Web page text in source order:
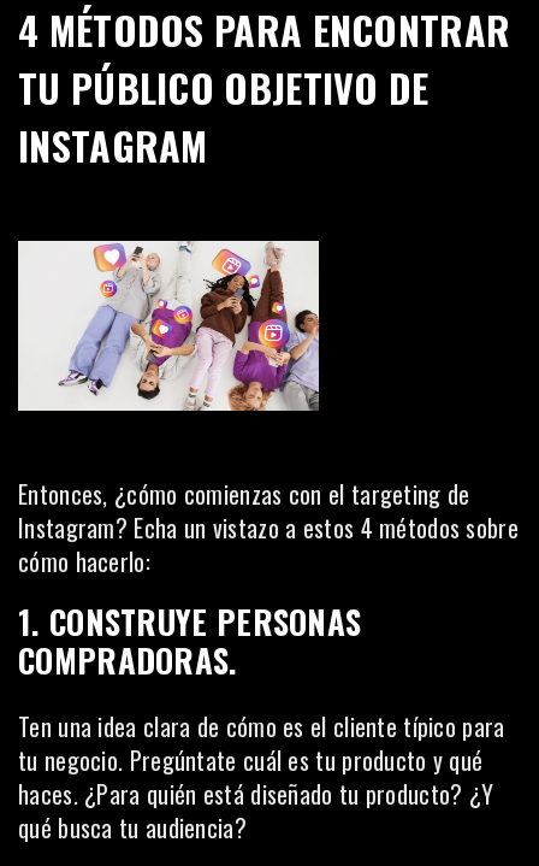
4 MÉTODOS PARA ENCONTRAR
TU PÚBLICO OBJETIVO DE
INSTAGRAM
Entonces, ¿cómo comienzas con el targeting de
Instagram? Echa un vistazo a estos 4 métodos sobre
cómo hacerlo:
1. CONSTRUYE PERSONAS
COMPRADORAS.
Ten una idea clara de cómo es el cliente típico para
tu negocio. Pregúntate cuál es tu producto y qué
haces. ¿Para quién está diseñado tu producto? ¿Y
qué busca tu audiencia?